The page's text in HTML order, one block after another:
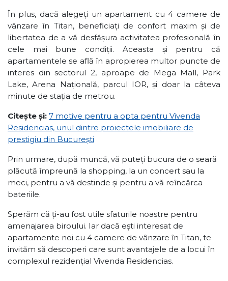
În plus, dacă alegeți un apartament cu 4 camere de
vânzare în Titan, beneficiați de confort maxim și de
libertatea de a vă desfășura activitatea profesională în
cele mai bune condiții. Aceasta și pentru că
apartamentele se află în apropierea multor puncte de
interes din sectorul 2, aproape de Mega Mall, Park
Lake, Arena Națională, parcul IOR, și doar la câteva
minute de stația de metrou.
Citește și: 7 motive pentru a opta pentru Vivenda
Residencias, unul dintre proiectele imobiliare de
prestigiu din București
Prin urmare, după muncă, vă puteți bucura de o seară
plăcută împreună la shopping, la un concert sau la
meci, pentru a vă destinde și pentru a vă reîncărca
bateriile.
Sperăm că ți-au fost utile sfaturile noastre pentru
amenajarea biroului. Iar dacă ești interesat de
apartamente noi cu 4 camere de vânzare în Titan, te
invităm să descoperi care sunt avantajele de a locui în
complexul rezidențial Vivenda Residencias.